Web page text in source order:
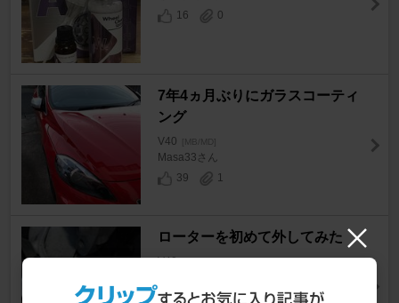
16
0
7年4ヵ月ぶりにガラスコーティ
ング
V40 [MB/MD]
Masa33さん
39
1
ローターを初めて外してみた
V40
5